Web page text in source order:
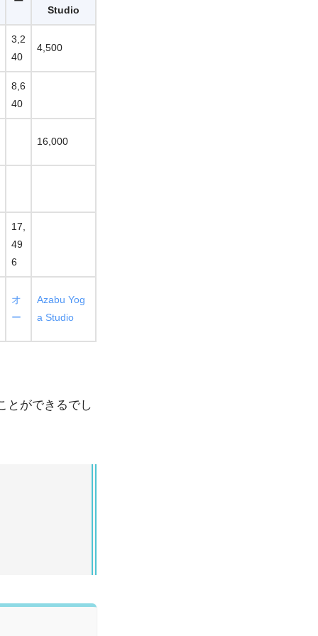
Studio
3,2
40
4,500
8,6
40
16,000
17,
49
6
オ
ー
Azabu Yog
a Studio
とができるでし